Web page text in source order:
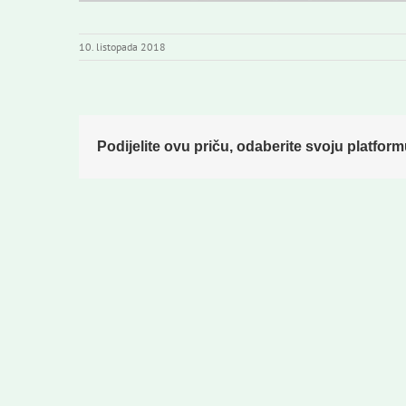
10. listopada 2018
Podijelite ovu priču, odaberite svoju